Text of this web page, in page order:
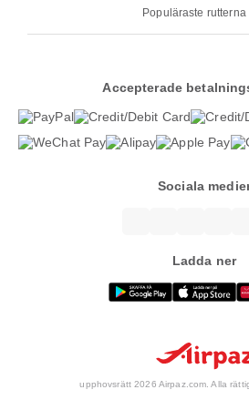
Populäraste rutterna
Accepterade
Sociala
Ladda ner
upphovsrätt 2026 Airpaz.com. Alla